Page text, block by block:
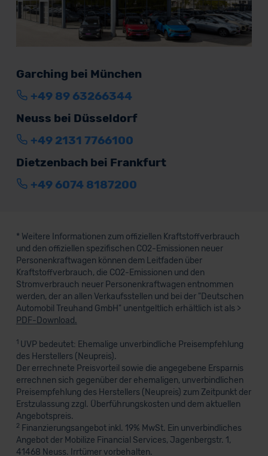
Garching bei München
+49 89 63266344
Neuss bei Düsseldorf
+49 2131 7766100
Dietzenbach bei Frankfurt
+49 6074 8187200
* Weitere Informationen zum offiziellen Kraftstoffverbrauch
und den offiziellen spezifischen CO2-Emissionen neuer
Personenkraftwagen können dem Leitfaden über
Kraftstoffverbrauch, die CO2-Emissionen und den
Stromverbrauch neuer Personenkraftwagen entnommen
werden, der an allen Verkaufsstellen und bei der "Deutschen
Automobil Treuhand GmbH" unentgeltlich erhältlich ist als >
PDF-Download.
1UVP bedeutet: Ehemalige unverbindliche Preisempfehlung
des Herstellers (Neupreis).
Der errechnete Preisvorteil sowie die angegebene Ersparnis
errechnen sich gegenüber der ehemaligen, unverbindlichen
Preisempfehlung des Herstellers (Neupreis) zum Zeitpunkt der
Erstzulassung zzgl. Überführungskosten und dem aktuellen
Angebotspreis.
2 Finanzierungsangebot inkl. 19% MwSt. Ein unverbindliches
Angebot der Mobilize Financial Services, Jagenbergstr. 1,
41468 Neuss. Irrtümer vorbehalten.